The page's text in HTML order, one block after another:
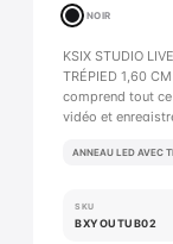
NOIR
KSIX STUDIO
TRÉPIED 1,60
comprend tout
vidéo et
SKU
BXYOUTUB02